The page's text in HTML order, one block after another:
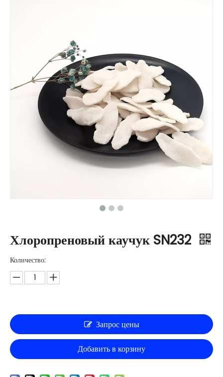
Хлоропреновый каучук SN232
Количество:
Запрос цены
Добавить в корзину